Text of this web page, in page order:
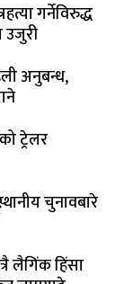
गर्नेविरुद्ध
उजुरी
अनुबन्ध,
ट्रेलर
चुनावबारे
लैगिंक हिंसा